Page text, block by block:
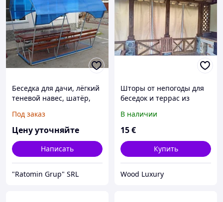
Беседка для дачи, лёгкий
теневой навес, шатёр,
для отдыха, зонт
Под заказ
Цену уточняйте
Написать
"Ratomin Grup" SRL
Шторы от непогоды для
беседок и террас из
В наличии
15€
Купить
Wood Luxury